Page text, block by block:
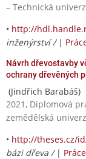
– Technická
• http://
inženýrství / |
Návrh dřevostavby
ochrany dřevěných
(Jindřich Barabáš)
2021, Diplomová
zemědělská
• http://theses.cz/
bázi dřeva / |